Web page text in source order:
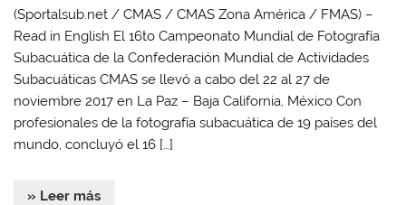
(Sportalsub.net / CMAS / CMAS Zona América / FMAS) –
Read in English El 16to Campeonato Mundial de Fotografía
Subacuática de la Confederación Mundial de Actividades
Subacuáticas CMAS se llevó a cabo del 22 al 27 de
noviembre 2017 en La Paz – Baja California, México Con
profesionales de la fotografía subacuática de 19 países del
mundo, concluyó el 16 […]
» Leer más